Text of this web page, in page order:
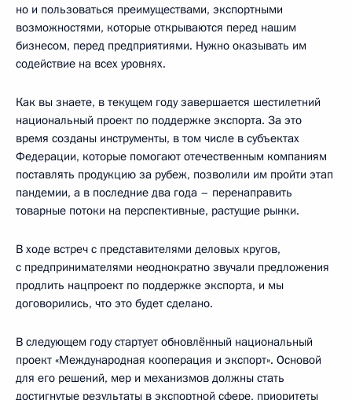
но и пользоваться преимуществами, экспортными
возможностями, которые открываются перед нашим
бизнесом, перед предприятиями. Нужно оказывать им
содействие на всех уровнях.
Как вы знаете, в текущем году завершается шестилетний
национальный проект по поддержке экспорта. За это
время созданы инструменты, в том числе в субъектах
Федерации, которые помогают отечественным компаниям
поставлять продукцию за рубеж, позволили им пройти этап
пандемии, а в последние два года – перенаправить
товарные потоки на перспективные, растущие рынки.
В ходе встреч с представителями деловых кругов,
с предпринимателями неоднократно звучали предложения
продлить нацпроект по поддержке экспорта, и мы
договорились, что это будет сделано.
В следующем году стартует обновлённый национальный
проект «Международная кооперация и экспорт». Основой
для его решений, мер и механизмов должны стать
достигнутые результаты в экспортной сфере, приоритеты